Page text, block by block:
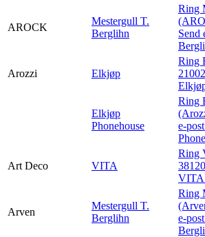
AROCK
Mestergull T.
Berglihn
Ring
Send
Arozzi Elkjøp
Ring
Elkjøp
Phonehouse
Ring
e-post
Art Deco VITA
Ring
VITA
Arven
Mestergull T.
Berglihn
Ring
e-post